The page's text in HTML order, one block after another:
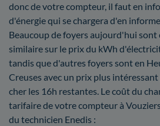
donc de votre compteur, il faut en
d'énergie qui se chargera d'en
Beaucoup de foyers aujourd'hui sont
similaire sur le prix du kWh
tandis que d'autres foyers sont en
Creuses avec un prix plus
cher les 16h restantes. Le coût du
tarifaire de votre compteur à
du technicien Enedis :